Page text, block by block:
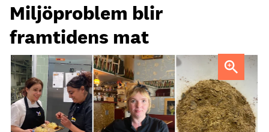
Miljöproblem blir
framtidens mat
Lilit Petrosyan, Milla Ritzman och Evelina Liedman,
studerande vid YH Akademin